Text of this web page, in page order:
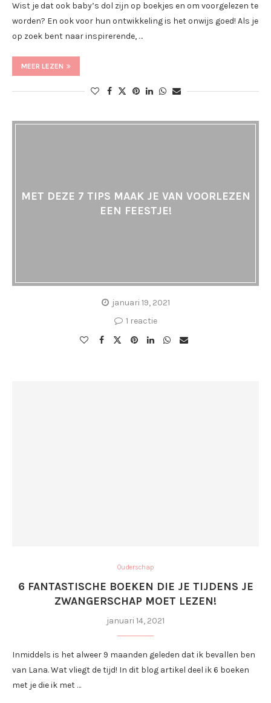
Wist je dat ook baby’s dol zijn op boekjes en om voorgelezen te
worden? En ook voor hun ontwikkeling is het onwijs goed! Als je
op zoek bent naar inspirerende, …
MEER LEZEN
MET DEZE 7 TIPS MAAK JE VAN VOORLEZEN
EEN FEESTJE!
januari 19, 2021
1 reactie
Ouderschap
6 FANTASTISCHE BOEKEN DIE JE TIJDENS JE
ZWANGERSCHAP MOET LEZEN!
januari 14, 2021
Inmiddels is het alweer 9 maanden geleden dat ik bevallen ben
van Lana. Wat vliegt de tijd! In dit blog artikel deel ik 6 boeken
met je die ik met …